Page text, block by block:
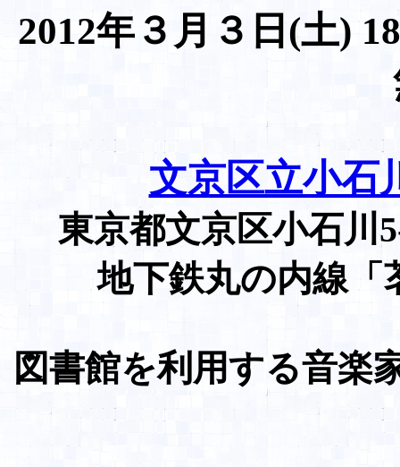
2012年３月３日(土)
文京区立小石
東京都文京区小石
地下鉄丸の内線「
図書館を利用する音楽